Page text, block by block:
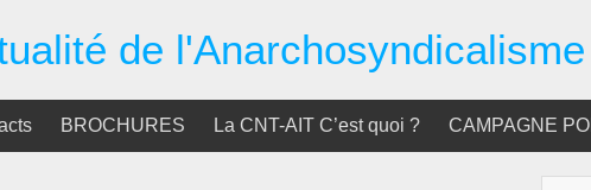
de l'Anarchosyndicalisme
BROCHURES La CNT-AIT C’est quoi ? CAMPAGNE